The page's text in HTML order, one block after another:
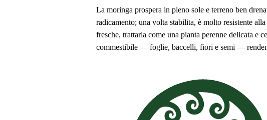
La moringa prospera in pieno sole e terreno ben
radicamento; una volta stabilita, è molto resistente
fresche, trattarla come una pianta perenne delicata e
commestibile — foglie, baccelli, fiori e semi —